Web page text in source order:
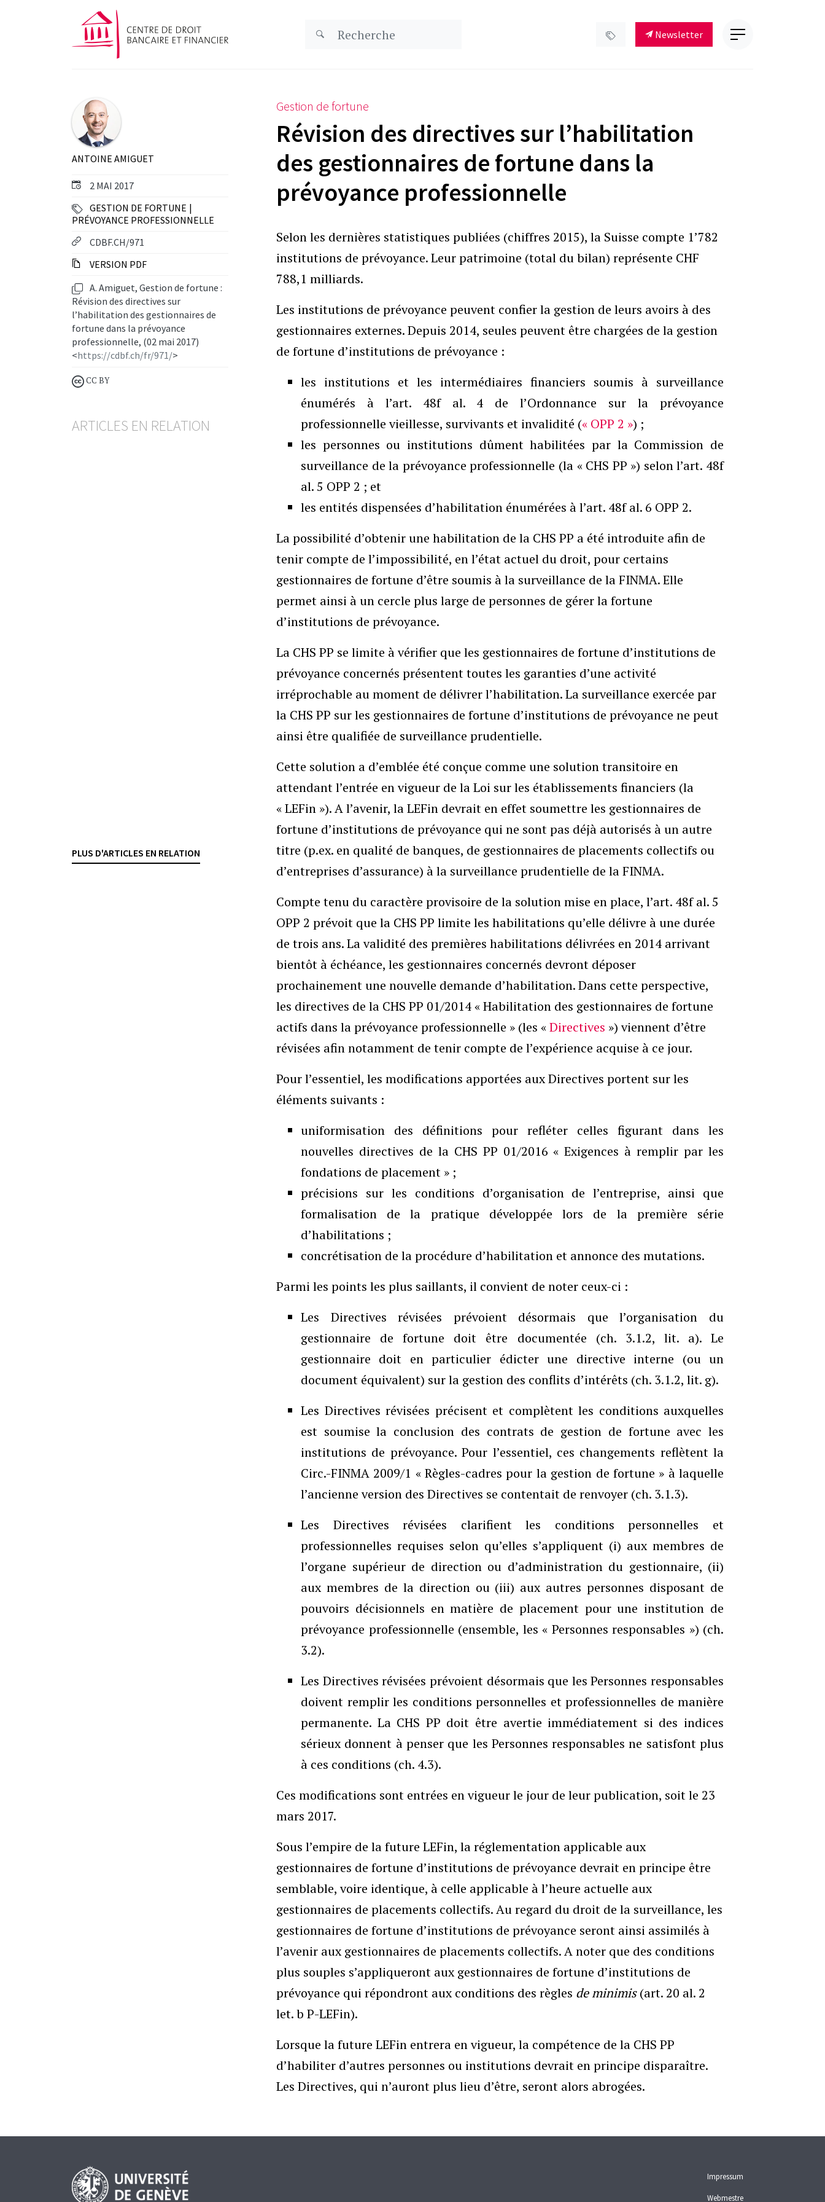
Newsletter
ANTOINE AMIGUET
2 MAI 2017
GESTION DE FORTUNE
PRÉVOYANCE PROFESSIONNELLE
CDBF.CH/971
VERSION PDF
A. Amiguet, Gestion de fortune :
Révision des directives sur
l’habilitation des gestionnaires de
fortune dans la prévoyance
professionnelle, (02 mai 2017)
<https://cdbf.ch/fr/971/>
CC BY
ARTICLES EN RELATION
PLUS D'ARTICLES EN RELATION
Gestion de fortune
Révision des directives sur l’habilitation
des gestionnaires de fortune dans la
prévoyance professionnelle
Selon les dernières statistiques publiées (chiffres 2015), la Suisse compte 1’782
institutions de prévoyance. Leur patrimoine (total du bilan) représente CHF
788,1 milliards.
Les institutions de prévoyance peuvent confier la gestion de leurs avoirs à des
gestionnaires externes. Depuis 2014, seules peuvent être chargées de la gestion
de fortune d’institutions de prévoyance :
les institutions et les intermédiaires financiers soumis à surveillance
énumérés à l’art. 48f al. 4 de l’Ordonnance sur la prévoyance
professionnelle vieillesse, survivants et invalidité (« OPP 2 ») ;
les personnes ou institutions dûment habilitées par la Commission de
surveillance de la prévoyance professionnelle (la « CHS PP ») selon l’art. 48f
al. 5 OPP 2 ; et
les entités dispensées d’habilitation énumérées à l’art. 48f al. 6 OPP 2.
La possibilité d’obtenir une habilitation de la CHS PP a été introduite afin de
tenir compte de l’impossibilité, en l’état actuel du droit, pour certains
gestionnaires de fortune d’être soumis à la surveillance de la FINMA. Elle
permet ainsi à un cercle plus large de personnes de gérer la fortune
d’institutions de prévoyance.
La CHS PP se limite à vérifier que les gestionnaires de fortune d’institutions de
prévoyance concernés présentent toutes les garanties d’une activité
irréprochable au moment de délivrer l’habilitation. La surveillance exercée par
la CHS PP sur les gestionnaires de fortune d’institutions de prévoyance ne peut
ainsi être qualifiée de surveillance prudentielle.
Cette solution a d’emblée été conçue comme une solution transitoire en
attendant l’entrée en vigueur de la Loi sur les établissements financiers (la
« LEFin »). A l’avenir, la LEFin devrait en effet soumettre les gestionnaires de
fortune d’institutions de prévoyance qui ne sont pas déjà autorisés à un autre
titre (p.ex. en qualité de banques, de gestionnaires de placements collectifs ou
d’entreprises d’assurance) à la surveillance prudentielle de la FINMA.
Compte tenu du caractère provisoire de la solution mise en place, l’art. 48f al. 5
OPP 2 prévoit que la CHS PP limite les habilitations qu’elle délivre à une durée
de trois ans. La validité des premières habilitations délivrées en 2014 arrivant
bientôt à échéance, les gestionnaires concernés devront déposer
prochainement une nouvelle demande d’habilitation. Dans cette perspective,
les directives de la CHS PP 01/2014 « Habilitation des gestionnaires de fortune
actifs dans la prévoyance professionnelle » (les «Directives ») viennent d’être
révisées afin notamment de tenir compte de l’expérience acquise à ce jour.
Pour l’essentiel, les modifications apportées aux Directives portent sur les
éléments suivants :
uniformisation des définitions pour refléter celles figurant dans les
nouvelles directives de la CHS PP 01/2016 « Exigences à remplir par les
fondations de placement » ;
précisions sur les conditions d’organisation de l’entreprise, ainsi que
formalisation de la pratique développée lors de la première série
d’habilitations ;
concrétisation de la procédure d’habilitation et annonce des mutations.
Parmi les points les plus saillants, il convient de noter ceux-ci :
Les Directives révisées prévoient désormais que l’organisation du
gestionnaire de fortune doit être documentée (ch. 3.1.2, lit. a). Le
gestionnaire doit en particulier édicter une directive interne (ou un
document équivalent) sur la gestion des conflits d’intérêts (ch. 3.1.2, lit. g).
Les Directives révisées précisent et complètent les conditions auxquelles
est soumise la conclusion des contrats de gestion de fortune avec les
institutions de prévoyance. Pour l’essentiel, ces changements reflètent la
Circ.-FINMA 2009/1 « Règles-cadres pour la gestion de fortune » à laquelle
l’ancienne version des Directives se contentait de renvoyer (ch. 3.1.3).
Les Directives révisées clarifient les conditions personnelles et
professionnelles requises selon qu’elles s’appliquent (i) aux membres de
l’organe supérieur de direction ou d’administration du gestionnaire, (ii)
aux membres de la direction ou (iii) aux autres personnes disposant de
pouvoirs décisionnels en matière de placement pour une institution de
prévoyance professionnelle (ensemble, les « Personnes responsables ») (ch.
3.2).
Les Directives révisées prévoient désormais que les Personnes responsables
doivent remplir les conditions personnelles et professionnelles de manière
permanente. La CHS PP doit être avertie immédiatement si des indices
sérieux donnent à penser que les Personnes responsables ne satisfont plus
à ces conditions (ch. 4.3).
Ces modifications sont entrées en vigueur le jour de leur publication, soit le 23
mars 2017.
Sous l’empire de la future LEFin, la réglementation applicable aux
gestionnaires de fortune d’institutions de prévoyance devrait en principe être
semblable, voire identique, à celle applicable à l’heure actuelle aux
gestionnaires de placements collectifs. Au regard du droit de la surveillance, les
gestionnaires de fortune d’institutions de prévoyance seront ainsi assimilés à
l’avenir aux gestionnaires de placements collectifs. A noter que des conditions
plus souples s’appliqueront aux gestionnaires de fortune d’institutions de
prévoyance qui répondront aux conditions des règles de minimis(art. 20 al. 2
let. b P-LEFin).
Lorsque la future LEFin entrera en vigueur, la compétence de la CHS PP
d’habiliter d’autres personnes ou institutions devrait en principe disparaître.
Les Directives, qui n’auront plus lieu d’être, seront alors abrogées.
Impressum
Webmestre